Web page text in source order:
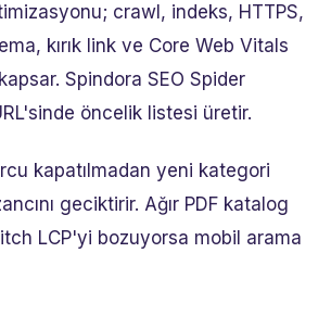
crawl, indeks, HTTPS,
kırık link ve Core Web Vitals
Spindora SEO Spider
öncelik listesi üretir.
kapatılmadan yeni kategori
geciktirir. Ağır PDF katalog
LCP'yi bozuyorsa mobil arama